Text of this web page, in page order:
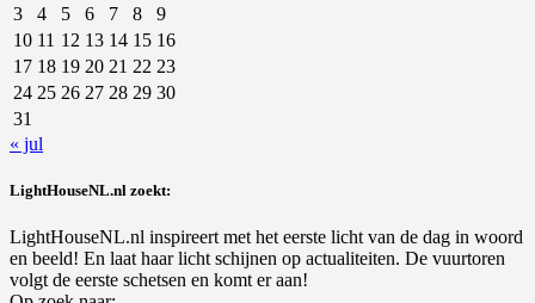
3
4 5 6 7 8
9
10 11 12 13 14 15 16
17 18 19 20 21 22 23
24 25 26 27 28 29 30
31
« jul
LightHouseNL.nl zoekt:
LightHouseNL.nl inspireert met het eerste licht van de dag in woord
en beeld! En laat haar licht schijnen op actualiteiten. De vuurtoren
volgt de eerste schetsen en komt er aan!